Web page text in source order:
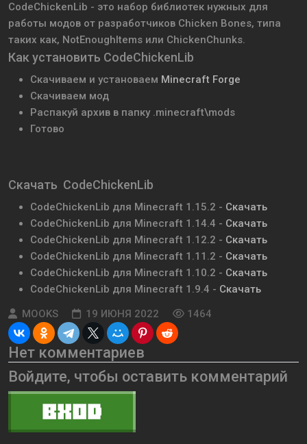
CodeChickenLib - это набор библиотек нужных для
работы модов от разработчиков Chicken Bones, типа
таких как, NotEnoughItems или ChickenChunks.
Как установить CodeChickenLib
Скачиваем и установаем Minecraft Forge
Скачиваем мод
Распакуй архив в папку .minecraft\mods
Готово
Скачать CodeChickenLib
CodeChickenLib для Minecraft 1.15.2 - Скачать
CodeChickenLib для Minecraft 1.14.4 - Скачать
CodeChickenLib для Minecraft 1.12.2 - Скачать
CodeChickenLib для Minecraft 1.11.2 - Скачать
CodeChickenLib для Minecraft 1.10.2 - Скачать
CodeChickenLib для Minecraft 1.9.4 - Скачать
MOOKS
19 ИЮНЯ 2022 1464
Нет комментариев
Войдите, чтобы оставить комментарий